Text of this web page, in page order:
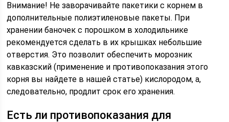
Внимание! Не заворачивайте пакетики с корнем в
дополнительные полиэтиленовые пакеты. При
хранении баночек с порошком в холодильнике
рекомендуется сделать в их крышках небольшие
отверстия. Это позволит обеспечить морозник
кавказский (применение и противопоказания этого
корня вы найдете в нашей статье) кислородом, а,
следовательно, продлит срок его хранения.
Есть ли противопоказания для